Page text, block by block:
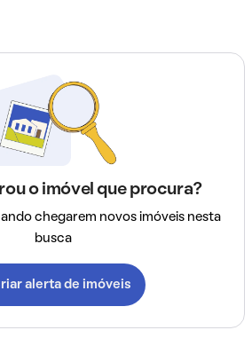
o imóvel que procura?
chegarem novos imóveis nesta
busca
alerta de imóveis